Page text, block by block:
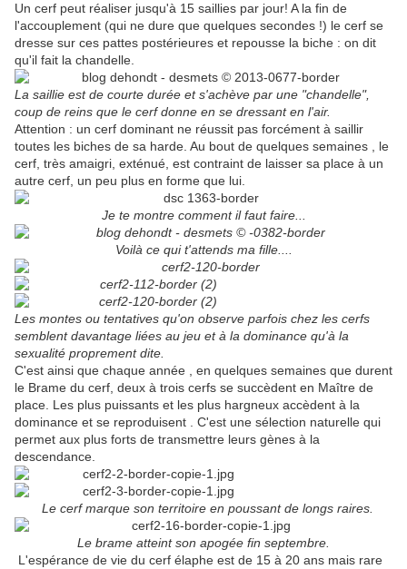
Un cerf peut réaliser jusqu'à 15 saillies par jour! A la fin de
l'accouplement (qui ne dure que quelques secondes !) le cerf se
dresse sur ces pattes postérieures et repousse la biche : on dit
qu'il fait la chandelle.
La saillie est de courte durée et s'achève par une "chandelle",
coup de reins que le cerf donne en se dressant en l'air.
Attention : un cerf dominant ne réussit pas forcément à saillir
toutes les biches de sa harde. Au bout de quelques semaines , le
cerf, très amaigri, exténué, est contraint de laisser sa place à un
autre cerf, un peu plus en forme que lui.
Je te montre comment il faut faire...
Voilà ce qui t'attends ma fille....
Les montes ou tentatives qu'on observe parfois chez les cerfs
semblent davantage liées au jeu et à la dominance qu'à la
sexualité proprement dite.
C'est ainsi que chaque année , en quelques semaines que durent
le Brame du cerf, deux à trois cerfs se succèdent en Maître de
place. Les plus puissants et les plus hargneux accèdent à la
dominance et se reproduisent . C'est une sélection naturelle qui
permet aux plus forts de transmettre leurs gènes à la
descendance.
Le cerf marque son territoire en poussant de longs raires.
Le brame atteint son apogée fin septembre.
L'espérance de vie du cerf élaphe est de 15 à 20 ans mais rare